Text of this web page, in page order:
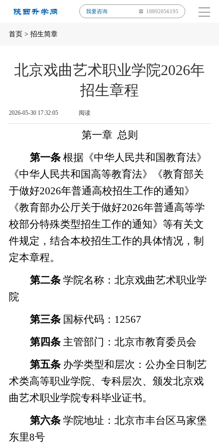
我要咨询 18892056195
首页> 招生简章
北京戏曲艺术职业学院2026年
招生章程
2026-05-30 17:32:05 阅读
第一章 总则
第一条 根据《中华人民共和国教育法》
《中华人民共和国高等教育法》
《教育部关
于做好2026年普通高校招生工作的通知》
《教育部办公厅关于做好2026年普通高等学
校部分特殊类型招生工作的通知》 等有关文
件规定，结合本校招生工作的具体情况，制
定本章程。
第二条 学院名称：北京戏曲艺术职业学
院
第三条 国标代码： 12567
第四条 主管部门：北京市教育委员会
第五条 办学类型和层次 ：公办全日制艺
术类高等职业学院、专科层次、 颁发北京戏
曲艺术职业学院专科毕业证书。
第六条 学院地址：北京市丰台区马家堡
东里8号